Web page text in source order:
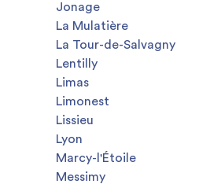
Jonage
La Mulatière
La Tour-de-Salvagny
Lentilly
Limas
Limonest
Lissieu
Lyon
Marcy-l'Étoile
Messimy